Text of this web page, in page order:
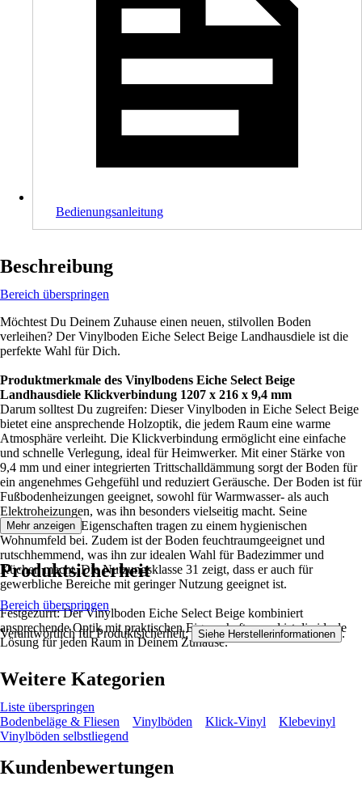
Bedienungsanleitung
Beschreibung
Bereich überspringen
Möchtest Du Deinem Zuhause einen neuen, stilvollen Boden
verleihen? Der Vinylboden Eiche Select Beige Landhausdiele ist die
perfekte Wahl für Dich.
Produktmerkmale des Vinylbodens Eiche Select Beige
Landhausdiele Klickverbindung 1207 x 216 x 9,4 mm
Darum solltest Du zugreifen: Dieser Vinylboden in Eiche Select Beige
bietet eine ansprechende Holzoptik, die jedem Raum eine warme
Atmosphäre verleiht. Die Klickverbindung ermöglicht eine einfache
und schnelle Verlegung, ideal für Heimwerker. Mit einer Stärke von
9,4 mm und einer integrierten Trittschalldämmung sorgt der Boden für
ein angenehmes Gehgefühl und reduziert Geräusche. Der Boden ist für
Fußbodenheizungen geeignet, sowohl für Warmwasser- als auch
Elektroheizungen, was ihn besonders vielseitig macht. Seine
antibakteriellen Eigenschaften tragen zu einem hygienischen
Wohnumfeld bei. Zudem ist der Boden feuchtraumgeeignet und
rutschhemmend, was ihn zur idealen Wahl für Badezimmer und
Küchen macht. Die Nutzungsklasse 31 zeigt, dass er auch für
gewerbliche Bereiche mit geringer Nutzung geeignet ist.
Festgezurrt: Der Vinylboden Eiche Select Beige kombiniert
ansprechende Optik mit praktischen Eigenschaften und ist die ideale
Lösung für jeden Raum in Deinem Zuhause.
Mehr anzeigen
Produktsicherheit
Bereich überspringen
Verantwortlich für Produktsicherheit: Siehe Herstellerinformationen .
Weitere Kategorien
Liste überspringen
Bodenbeläge & Fliesen
Vinylböden Klick-Vinyl
Klebevinyl
Vinylböden selbstliegend
Kundenbewertungen